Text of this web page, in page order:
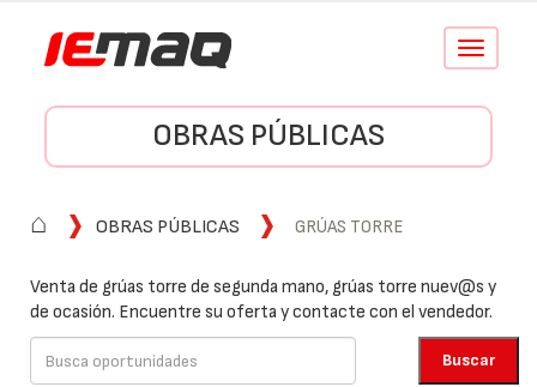
Conmutar
OBRAS PÚBLICAS
⌂ OBRAS PÚBLICAS GRÚAS TORRE
Venta de grúas torre de segunda mano, grúas torre nuev@s y
de ocasión. Encuentre su oferta y contacte con el vendedor.